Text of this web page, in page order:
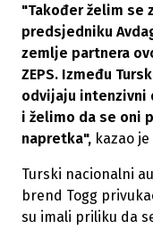
"Također želim se
predsjedniku
zemlje partnera
ZEPS. Između
odvijaju
i želimo da se oni
napretka", kazao
Turski nacionalni
brend Togg
su imali priliku da